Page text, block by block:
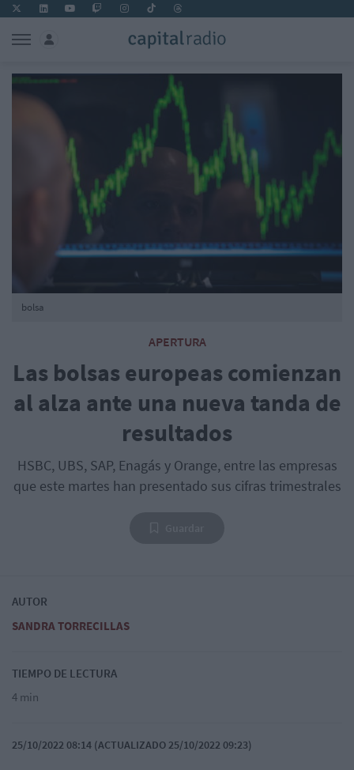
APERTURA
Las bolsas europeas comienzan
al alza ante una nueva tanda de
resultados
HSBC, UBS, SAP, Enagás y Orange, entre las empresas
que este martes han presentado sus cifras trimestrales
bolsa
AUTOR
SANDRA TORRECILLAS
TIEMPO DE LECTURA
4 min
25/10/2022 08:14 (ACTUALIZADO 25/10/2022 09:23)